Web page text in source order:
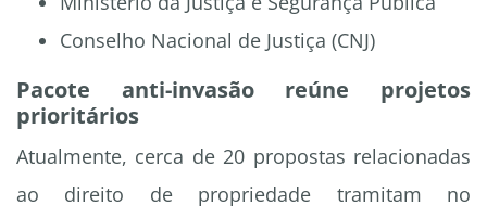
Conselho Nacional de Justiça (CNJ)
Pacote anti-invasão reúne projetos
prioritários
Atualmente, cerca de 20 propostas relacionadas
ao direito de propriedade tramitam no